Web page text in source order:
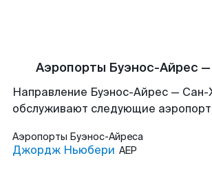
Аэропорты Буэнос-Айрес
Направление Буэнос-Айрес — Сан-
обслуживают следующие
Аэропорты Буэнос-Айреса
Джордж Ньюбери AEP